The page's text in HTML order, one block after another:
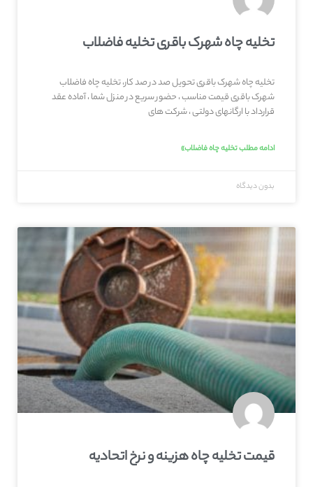
تخلیه چاه شهرک باقری تخلیه فاضلاب
تخلیه چاه شهرک باقری تحویل صد در صد کار، تخلیه چاه فاضلاب
شهرک باقری قیمت مناسب ، حضور سریع در منزل شما ، آماده عقد
قرارداد با ارگانهای دولتی ، شرکت های
ادامه مطلب تخلیه چاه فاضلاب»
بدون دیدگاه
قیمت تخلیه چاه هزینه و نرخ اتحادیه